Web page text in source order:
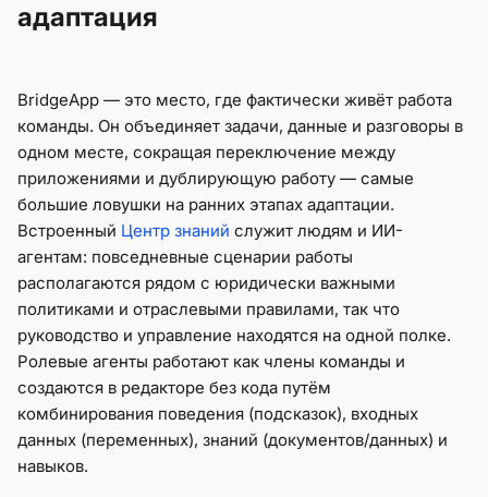
адаптация
BridgeApp — это место, где фактически живёт работа
команды. Он объединяет задачи, данные и разговоры в
одном месте, сокращая переключение между
приложениями и дублирующую работу — самые
большие ловушки на ранних этапах адаптации.
Встроенный Центр знаний служит людям и ИИ-
агентам: повседневные сценарии работы
располагаются рядом с юридически важными
политиками и отраслевыми правилами, так что
руководство и управление находятся на одной полке.
Ролевые агенты работают как члены команды и
создаются в редакторе без кода путём
комбинирования поведения (подсказок), входных
данных (переменных), знаний (документов/данных) и
навыков.